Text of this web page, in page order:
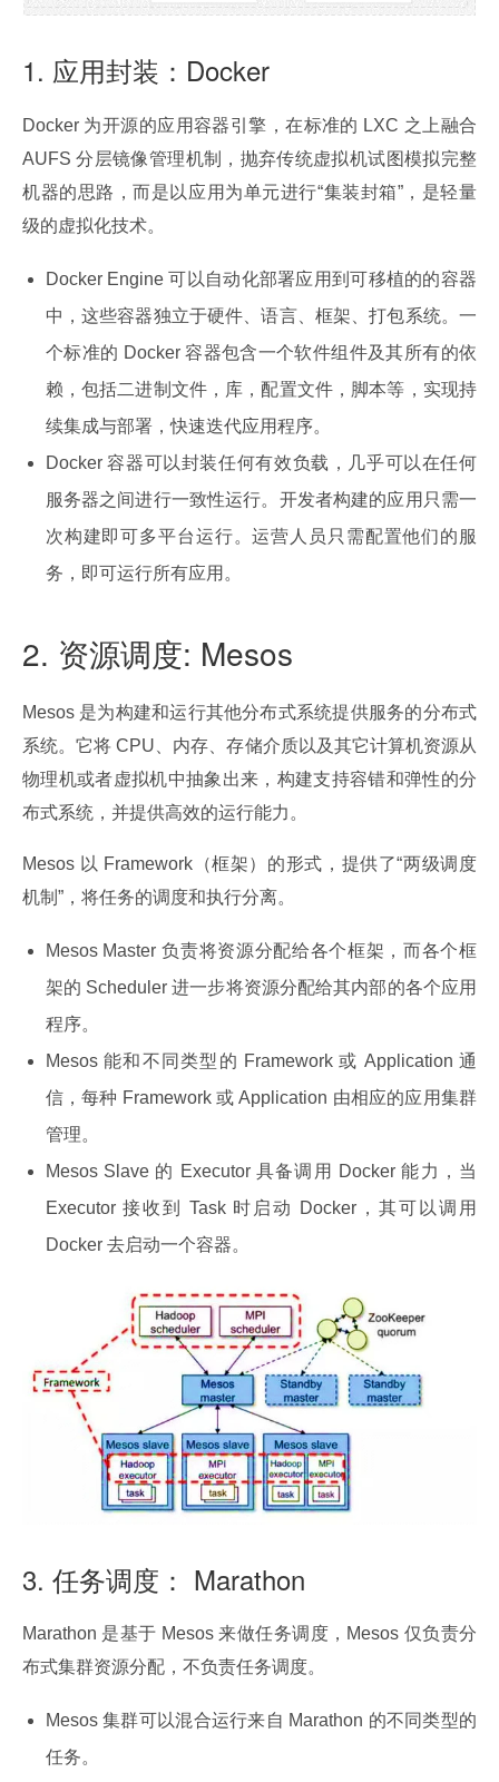
1. 应用封装：Docker
Docker 为开源的应用容器引擎，在标准的 LXC 之上融合
AUFS 分层镜像管理机制，抛弃传统虚拟机试图模拟完整
机器的思路，而是以应用为单元进行“集装封箱”，是轻量
级的虚拟化技术。
Docker Engine 可以自动化部署应用到可移植的的容器
中，这些容器独立于硬件、语言、框架、打包系统。一
个标准的 Docker 容器包含一个软件组件及其所有的依
赖，包括二进制文件，库，配置文件，脚本等，实现持
续集成与部署，快速迭代应用程序。
Docker 容器可以封装任何有效负载，几乎可以在任何
服务器之间进行一致性运行。开发者构建的应用只需一
次构建即可多平台运行。运营人员只需配置他们的服
务，即可运行所有应用。
2. 资源调度: Mesos
Mesos 是为构建和运行其他分布式系统提供服务的分布式
系统。它将 CPU、内存、存储介质以及其它计算机资源从
物理机或者虚拟机中抽象出来，构建支持容错和弹性的分
布式系统，并提供高效的运行能力。
Mesos 以 Framework（框架）的形式，提供了“两级调度
机制”，将任务的调度和执行分离。
Mesos Master 负责将资源分配给各个框架，而各个框
架的 Scheduler 进一步将资源分配给其内部的各个应用
程序。
Mesos 能和不同类型的 Framework 或 Application 通
信，每种 Framework 或 Application 由相应的应用集群
管理。
Mesos Slave 的 Executor 具备调用 Docker 能力，当
Executor 接收到 Task 时启动 Docker，其可以调用
Docker 去启动一个容器。
3. 任务调度： Marathon
Marathon 是基于 Mesos 来做任务调度，Mesos 仅负责分
布式集群资源分配，不负责任务调度。
Mesos 集群可以混合运行来自 Marathon 的不同类型的
任务。